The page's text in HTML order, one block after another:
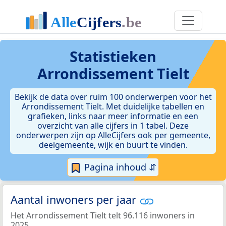
Statistieken
Arrondissement Tielt
Bekijk de data over ruim 100 onderwerpen voor het
Arrondissement Tielt. Met duidelijke tabellen en
grafieken, links naar meer informatie en een
overzicht van alle cijfers in 1 tabel. Deze
onderwerpen zijn op AlleCijfers ook per gemeente,
deelgemeente, wijk en buurt te vinden.
Pagina inhoud ⇵
Aantal inwoners per jaar
Het Arrondissement Tielt telt 96.116 inwoners in